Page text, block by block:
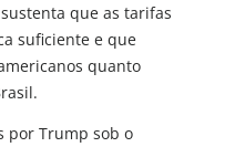
que as tarifas
suficiente e que
quanto
por Trump sob o